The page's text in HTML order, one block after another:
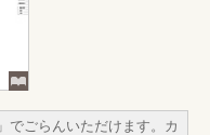
でごらんいただけます。カ